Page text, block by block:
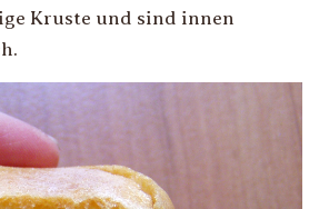
Kruste und sind innen